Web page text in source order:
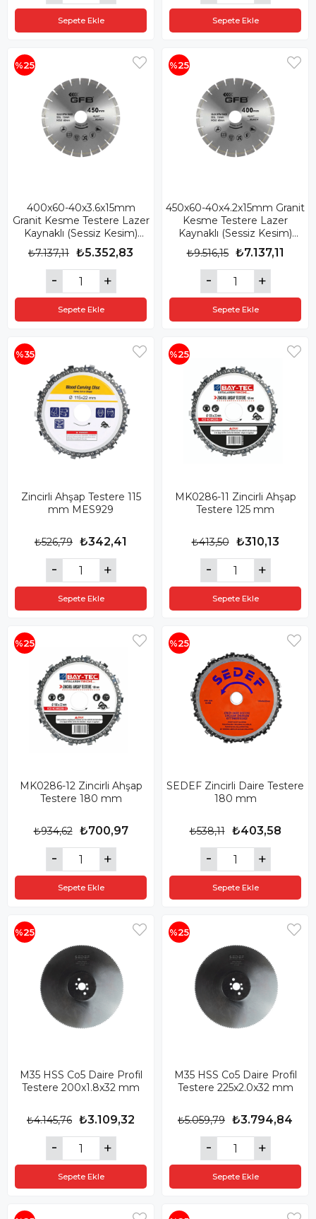
Sepete Ekle Sepete Ekle
400x60-40x3.6x15mm
Granit Kesme Testere Lazer
Kaynaklı (Sessiz Kesim)
GFB2377
₺5.352,83
₺7.137,11
Sepete Ekle
%25
450x60-40x4.2x15mm Granit
Kesme Testere Lazer
Kaynaklı (Sessiz Kesim)
GFB2378₺7.137,11
₺9.516,15
Sepete Ekle
%25
Zincirli Ahşap Testere 115
mm MES929
₺342,41
₺526,79
Sepete Ekle
%35
MK0286-11 Zincirli Ahşap
Testere 125 mm
₺310,13
₺413,50
Sepete Ekle
%25
MK0286-12 Zincirli Ahşap
Testere 180 mm
₺700,97
₺934,62
Sepete Ekle
%25
SEDEF Zincirli Daire Testere
180 mm
₺403,58
₺538,11
Sepete Ekle
%25
M35 HSS Co5 Daire Profil
Testere 200x1.8x32 mm
₺3.109,32
₺4.145,76
Sepete Ekle
%25
M35 HSS Co5 Daire Profil
Testere 225x2.0x32 mm
₺3.794,84
₺5.059,79
Sepete Ekle
%25